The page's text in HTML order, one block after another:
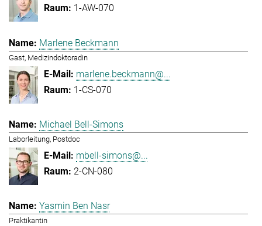
1-AW-070
Marlene Beckmann
Gast, Medizindoktoradin
marlene.beckmann@...
1-CS-070
Michael Bell-Simons
Laborleitung, Postdoc
mbell-simons@...
2-CN-080
Yasmin Ben Nasr
Praktikantin